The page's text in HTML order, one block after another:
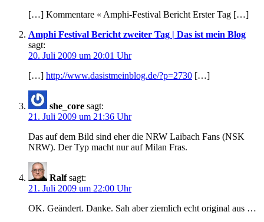
[…] Kommentare « Amphi-Festival Bericht Erster Tag […]
Amphi Festival Bericht zweiter Tag | Das ist mein Blog
sagt:
20. Juli 2009 um 20:01 Uhr
[…] http://www.dasistmeinblog.de/?p=2730 […]
she_core sagt:
21. Juli 2009 um 21:36 Uhr
Das auf dem Bild sind eher die NRW Laibach Fans (NSK
NRW). Der Typ macht nur auf Milan Fras.
Ralf sagt:
21. Juli 2009 um 22:00 Uhr
OK. Geändert. Danke. Sah aber ziemlich echt original aus …